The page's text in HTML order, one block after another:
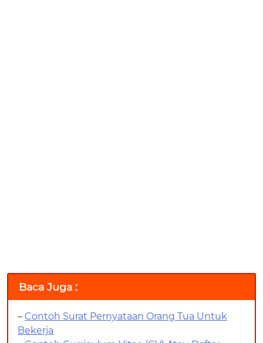
Baca Juga :
– Contoh Surat Pernyataan Orang Tua Untuk
Bekerja